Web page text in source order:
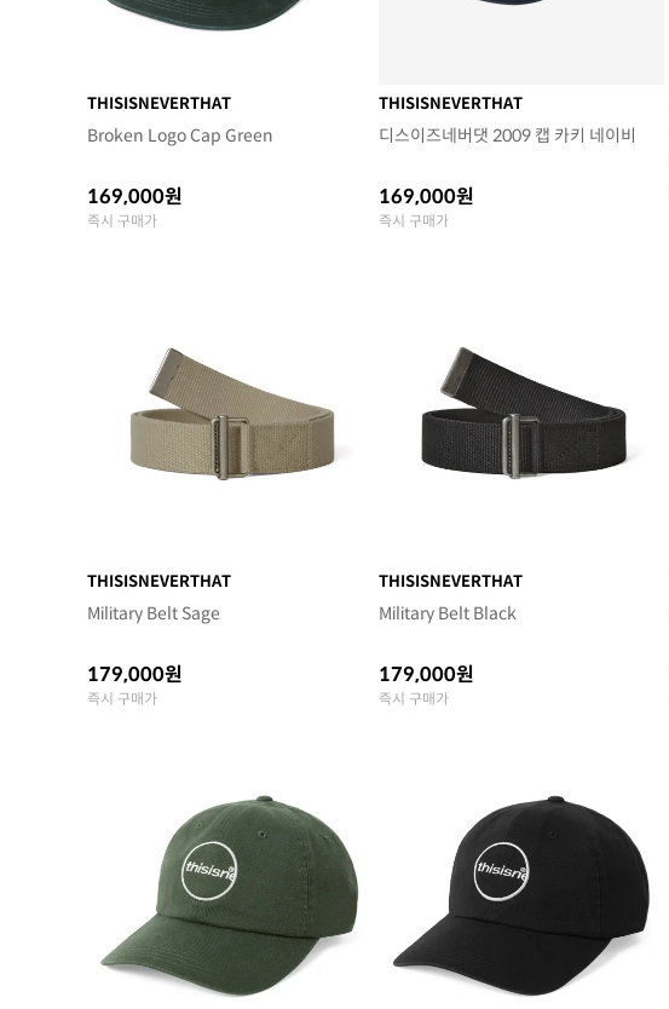
THISISNEVERTHAT
Broken Logo Cap Green
169,000원
즉시 구매가
THISISNEVERTHAT
디스이즈네버댓 2009 캡 카키 네이비
169,000원
즉시 구매가
THISISNEVERTHAT
Military Belt Sage
179,000원
즉시 구매가
THISISNEVERTHAT
Military Belt Black
179,000원
즉시 구매가